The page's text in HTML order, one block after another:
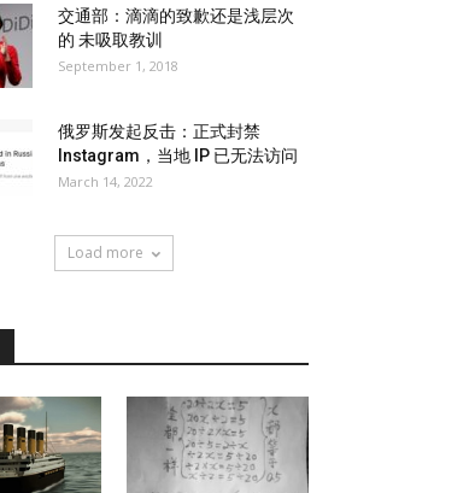
交通部：滴滴的致歉还是浅层次
的 未吸取教训
September 1, 2018
俄罗斯发起反击：正式封禁
Instagram，当地 IP 已无法访问
March 14, 2022
Load more